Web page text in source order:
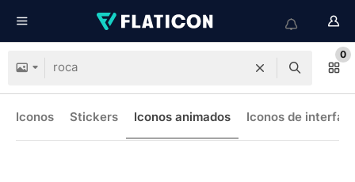
0
Iconos Stickers Iconos animados Iconos de interfaz